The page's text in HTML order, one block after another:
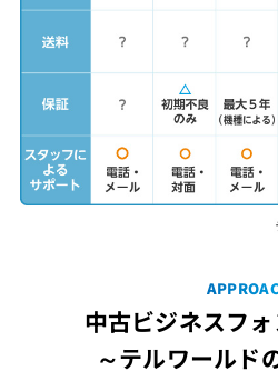
中古ビジネスフ
～テルワールド